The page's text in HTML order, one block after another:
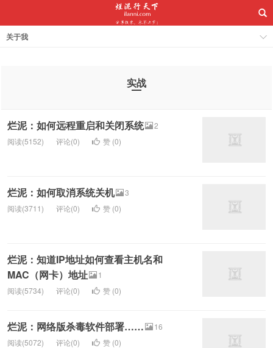
关于我
实战
烂泥：如何远程重启和关闭系统
2
阅读(5152)
评论(0) 赞 (0)
烂泥：如何取消系统关机
3
阅读(3711)
评论(0) 赞 (0)
烂泥：知道IP地址如何查看主机名和
MAC（网卡）地址
1
阅读(5734)
评论(0) 赞 (0)
烂泥：网络版杀毒软件部署……
16
阅读(5072)
评论(0) 赞 (0)